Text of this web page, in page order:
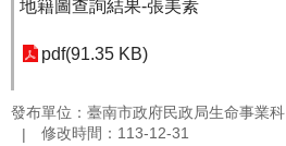
地籍圖查詢結果-張美素
pdf(91.35 KB)
發布單位：臺南市政府民政局生命事業科
修改時間：113-12-31